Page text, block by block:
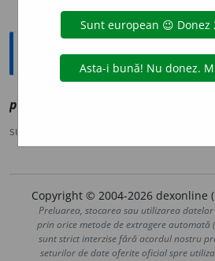
Explicative DEX
pr
sursa:
Copyright © 2004-2026 dexonline
Preluarea, stocarea sau utilizarea datelor
prin orice metode de extragere automată
sunt strict interzise fără acordul nostru
seturilor de date oferite oficial spre